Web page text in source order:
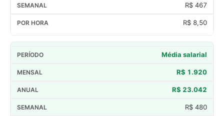
R$ 467
R$ 8,50
Média salarial
R$ 1.920
R$ 23.042
R$ 480